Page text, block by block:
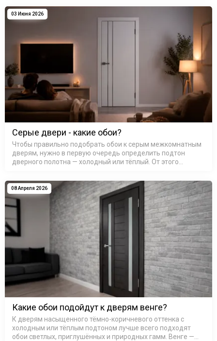
обманчиво прост — он каже…
03 Июня 2026
Серые двери - какие обои?
Чтобы правильно подобрать обои к серым межкомнатным
дверям, нужно в первую очередь определить подтон
дверного полотна — холодный или тёплый. От этого
тёплого с холодным без…
08 Апреля 2026
Какие обои подойдут к дверям венге?
К дверям насыщенного тёмно-коричневого оттенка с
холодным или тёплым подтоном лучше всего подходят
обои светлых, приглушённых и природных гамм. Венге —